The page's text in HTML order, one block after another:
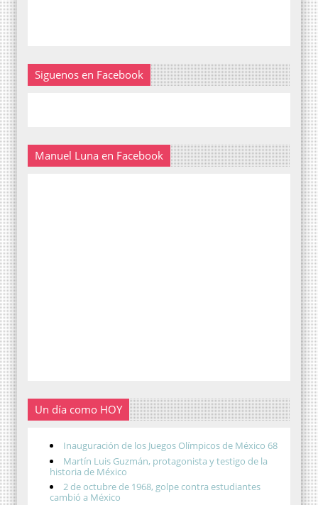
Siguenos en Facebook
Manuel Luna en Facebook
Un día como HOY
Inauguración de los Juegos Olímpicos de México 68
Martín Luis Guzmán, protagonista y testigo de la
historia de México
2 de octubre de 1968, golpe contra estudiantes
cambió a México